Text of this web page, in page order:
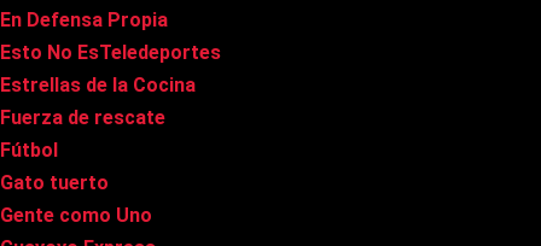
En Defensa Propia
Esto No EsTeledeportes
Estrellas de la Cocina
Fuerza de rescate
Fútbol
Gato tuerto
Gente como Uno